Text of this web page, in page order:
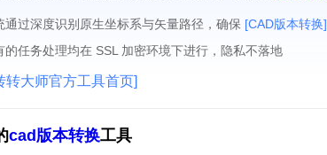
通过深度识别原生坐标系与矢量路径，确保 [CAD版本转换]
的任务处理均在 SSL 加密环境下进行，隐私不落地
转大师官方工具首页]
cad版本转换工具